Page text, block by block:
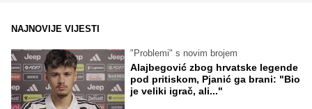
NAJNOVIJE VIJESTI
"Problemi" s novim brojem
Alajbegović zbog hrvatske legende
pod pritiskom, Pjanić ga brani: "Bio
je veliki igrač, ali..."